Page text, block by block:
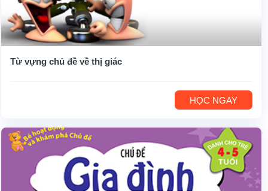
Từ vựng chủ đề về thị giác
HỌC NGAY